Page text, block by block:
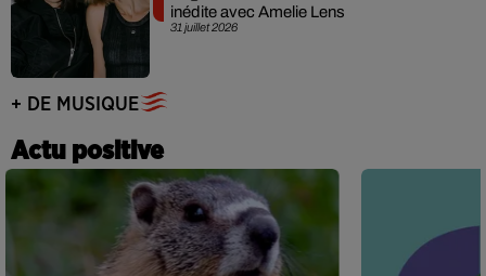
31 juillet 2026
inédite avec Amelie Lens
+ DE MUSIQUE
Actu positive